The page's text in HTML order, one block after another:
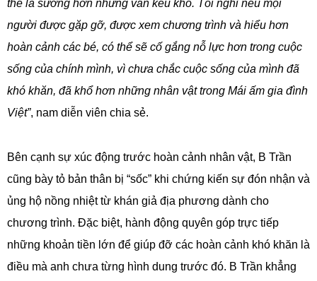
thể là sướng hơn nhưng vẫn kêu khổ. Tôi nghĩ nếu mọi
người được gặp gỡ, được xem chương trình và hiểu hơn
hoàn cảnh các bé, có thể sẽ cố gắng nỗ lực hơn trong cuộc
sống của chính mình, vì chưa chắc cuộc sống của mình đã
khó khăn, đã khổ hơn những nhân vật trong Mái ấm gia đình
Việt”, nam diễn viên chia sẻ.
Bên cạnh sự xúc động trước hoàn cảnh nhân vật, B Trần
cũng bày tỏ bản thân bị “sốc” khi chứng kiến sự đón nhận và
ủng hộ nồng nhiệt từ khán giả địa phương dành cho
chương trình. Đặc biệt, hành động quyên góp trực tiếp
những khoản tiền lớn để giúp đỡ các hoàn cảnh khó khăn là
điều mà anh chưa từng hình dung trước đó. B Trần khẳng